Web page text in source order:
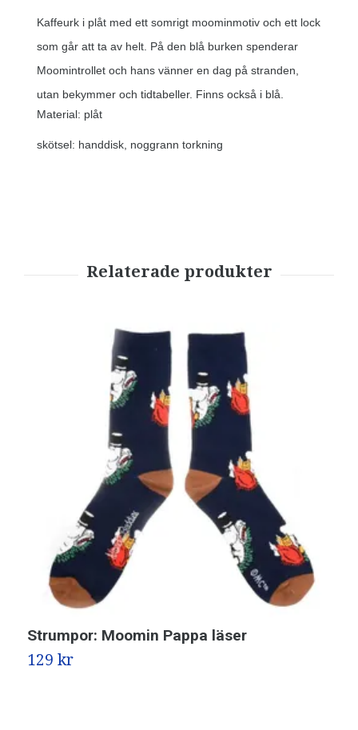
Kaffeurk i plåt med ett somrigt moominmotiv och ett lock
som går att ta av helt. På den blå burken spenderar
Moomintrollet och hans vänner en dag på stranden,
utan bekymmer och tidtabeller. Finns också i blå.
Material: plåt
skötsel: handdisk, noggrann torkning
Strumpor: Moomin Pappa läser
129 kr